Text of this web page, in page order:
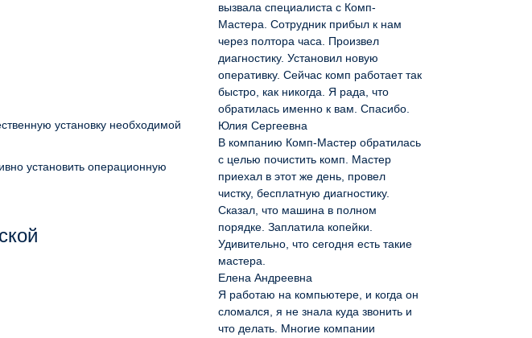
установку необходимой
установить операционную
вызвала специалиста с Комп-
Мастера. Сотрудник прибыл к нам
через полтора часа. Произвел
диагностику. Установил новую
оперативку. Сейчас комп работает так
быстро, как никогда. Я рада, что
обратилась именно к вам. Спасибо.
Юлия Сергеевна
В компанию Комп-Мастер обратилась
с целью почистить комп. Мастер
приехал в этот же день, провел
чистку, бесплатную диагностику.
Сказал, что машина в полном
порядке. Заплатила копейки.
Удивительно, что сегодня есть такие
мастера.
Елена Андреевна
Я работаю на компьютере, и когда он
сломался, я не знала куда звонить и
что делать. Многие компании